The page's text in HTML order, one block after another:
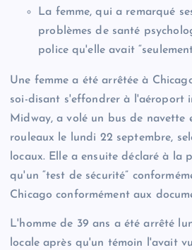
La femme, qui a remarqué
problèmes de santé
police qu'elle avait
Une femme a été arrêtée à
soi-disant s'effondrer à l'aéroport
Midway, a volé un bus de navette
rouleaux le lundi 22 septembre,
locaux. Elle a ensuite déclaré à la
qu'un “test de sécurité”
Chicago conformément aux
L'homme de 39 ans a été arrêté
locale après qu'un témoin l'avait